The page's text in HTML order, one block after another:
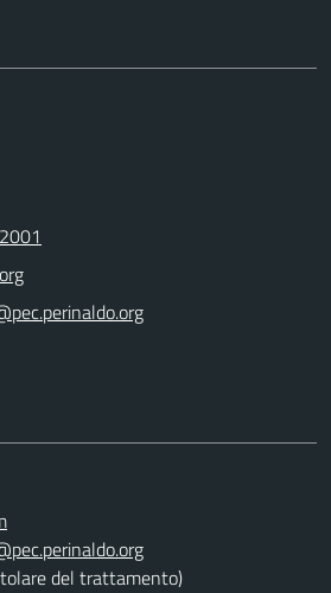
del trattamento)